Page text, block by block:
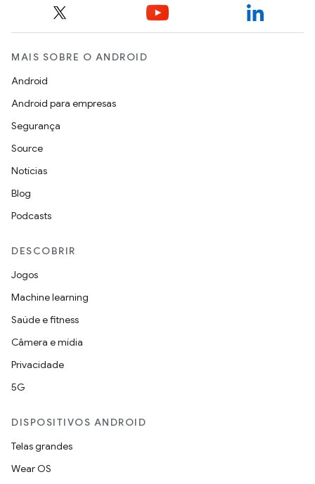
MAIS SOBRE O ANDROID
Android
Android para empresas
Segurança
Source
Notícias
Blog
Podcasts
DESCOBRIR
Jogos
Machine learning
Saúde e fitness
Câmera e mídia
Privacidade
5G
DISPOSITIVOS ANDROID
Telas grandes
Wear OS